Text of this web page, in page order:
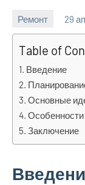
Ремонт 29
Table of
Введение
Основные
Особенности
Заключение